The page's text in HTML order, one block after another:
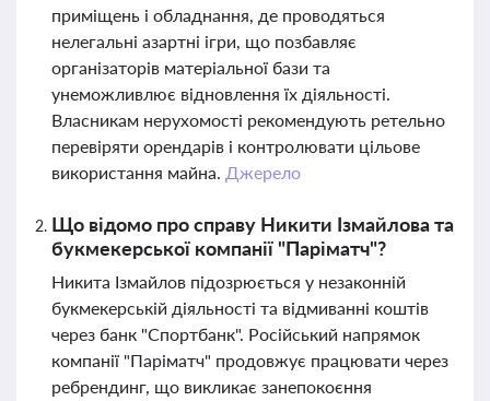
приміщень і обладнання, де проводяться
нелегальні азартні ігри, що позбавляє
організаторів матеріальної бази та
унеможливлює відновлення їх діяльності.
Власникам нерухомості рекомендують ретельно
перевіряти орендарів і контролювати цільове
використання майна. Джерело
Що відомо про справу Никити Ізмайлова та
букмекерської компанії "Паріматч"?
Никита Ізмайлов підозрюється у незаконній
букмекерській діяльності та відмиванні коштів
через банк "Спортбанк". Російський напрямок
компанії "Паріматч" продовжує працювати через
ребрендинг, що викликає занепокоєння